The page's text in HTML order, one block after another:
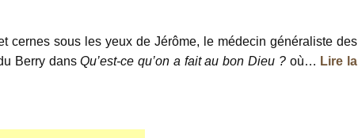
cernes sous les yeux de Jérôme, le médecin généraliste des
Berry dansQu’est-ce qu’on a fait au bon Dieu ?où… Lire la